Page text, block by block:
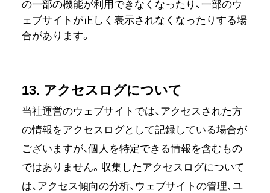
の一部の機能が利用できなくなったり、一部のウ
ェブサイトが正しく表示されなくなったりする場
合があります。
13. アクセスログについて
当社運営のウェブサイトでは、アクセスされた方
の情報をアクセスログとして記録している場合が
ございますが、個人を特定できる情報を含むもの
ではありません。収集したアクセスログについて
は、アクセス傾向の分析、ウェブサイトの管理､ユ